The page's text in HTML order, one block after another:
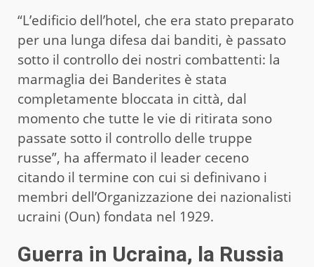
“L’edificio dell’hotel, che era stato preparato
per una lunga difesa dai banditi, è passato
sotto il controllo dei nostri combattenti: la
marmaglia dei Banderites è stata
completamente bloccata in città, dal
momento che tutte le vie di ritirata sono
passate sotto il controllo delle truppe
russe”, ha affermato il leader ceceno
citando il termine con cui si definivano i
membri dell’Organizzazione dei nazionalisti
ucraini (Oun) fondata nel 1929.
Guerra in Ucraina, la Russia